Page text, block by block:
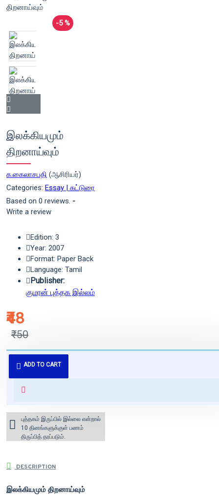
-5 %
இலக்கியமும்
திறனாய்வும்
க.கைலாசபதி (ஆசிரியர்)
Categories: Essay | கட்டுரை
Based on 0 reviews. -
Write a review
₹48
₹50
Edition: 3
Year: 2007
Format: Paper Back
Language: Tamil
Publisher:
குமரன் புத்தக இல்லம்
ADD TO CART
புத்தகம் 3 - 7 நாட்களில் அனுப்பி
வைக்கப்படும்.
for orders above ₹1000 within
புத்தகம் இருப்பில் இல்லை என்றால்
10 தினங்களுக்குள் பணம்
திருப்பித் தரப்படும்.
DESCRIPTION
இலக்கியமும் திறனாய்வும்